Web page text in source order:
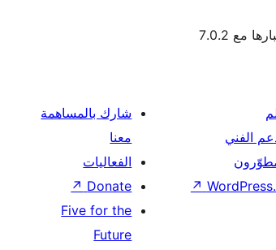
مع 7.0.2
الفني
↗
شارك بالمساهمة
معنا
الفعاليات
Donate
↗
Five for the
Future